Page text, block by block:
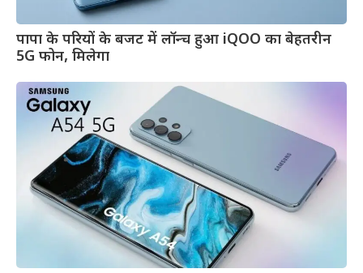
पापा के परियों के बजट में लॉन्च हुआ iQOO का बेहतरीन
5G फोन, मिलेगा